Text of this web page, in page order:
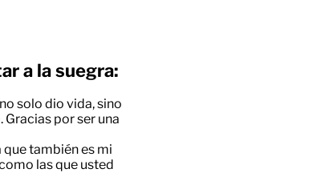
a la suegra:
solo dio vida, sino
por ser una
también es mi
las que usted